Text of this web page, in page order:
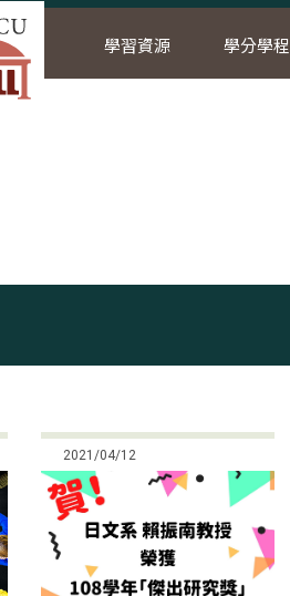
學習資源 學分學程
2021/04/12